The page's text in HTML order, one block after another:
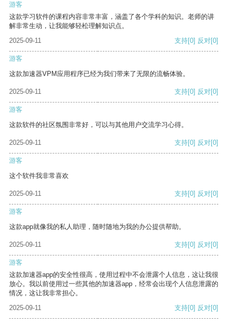
游客
这款学习软件的课程内容非常丰富，涵盖了各个学科的知识。老师的讲
解非常生动，让我能够轻松理解知识点。
2025-09-11
支持[0] 反对[0]
游客
这款加速器VPM应用程序已经为我们带来了无限的流畅体验。
2025-09-11 支持[0] 反对[0]
游客
这款软件的社区氛围非常好，可以与其他用户交流学习心得。
2025-09-11 支持[0] 反对[0]
游客
这个软件我非常喜欢
2025-09-11 支持[0] 反对[0]
游客
这款app就像我的私人助理，随时随地为我的办公提供帮助。
2025-09-11 支持[0] 反对[0]
游客
这款加速器app的安全性很高，使用过程中不会泄露个人信息，这让我很
放心。我以前使用过一些其他的加速器app，经常会出现个人信息泄露的
情况，这让我非常担心。
2025-09-11
支持[0] 反对[0]